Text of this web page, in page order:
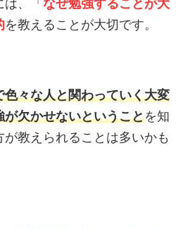
、「 なぜ勉強することが大
を教えることが大切です。
色々な人と関わっていく大変
が欠かせないということを知
教えられることは多いかも